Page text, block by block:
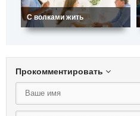
С волками жить
Прокомментировать